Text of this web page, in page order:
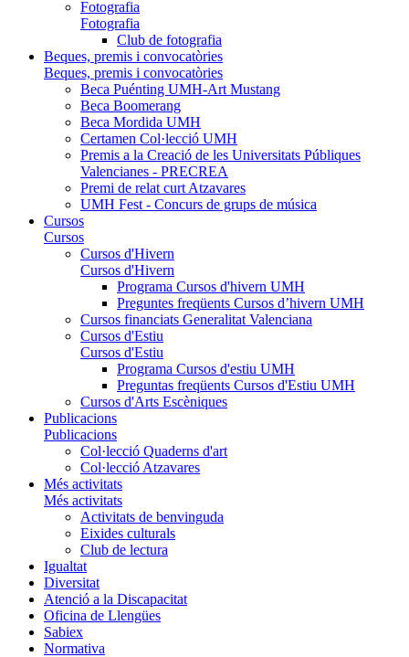
Fotografia
Fotografia
Club de fotografia
Beques, premis i convocatòries
Beques, premis i convocatòries
Beca Puénting UMH-Art Mustang
Beca Boomerang
Beca Mordida UMH
Certamen Col·lecció UMH
Premis a la Creació de les Universitats Públiques
Valencianes - PRECREA
Premi de relat curt Atzavares
UMH Fest - Concurs de grups de música
Cursos
Cursos
Cursos d'Hivern
Cursos d'Hivern
Programa Cursos d'hivern UMH
Preguntes freqüents Cursos d’hivern UMH
Cursos financiats Generalitat Valenciana
Cursos d'Estiu
Cursos d'Estiu
Programa Cursos d'estiu UMH
Preguntas freqüents Cursos d'Estiu UMH
Cursos d'Arts Escèniques
Publicacions
Publicacions
Col·lecció Quaderns d'art
Col·lecció Atzavares
Més activitats
Més activitats
Activitats de benvinguda
Eixides culturals
Club de lectura
Igualtat
Diversitat
Atenció a la Discapacitat
Oficina de Llengües
Sabiex
Normativa